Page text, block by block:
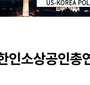
인소상공인총